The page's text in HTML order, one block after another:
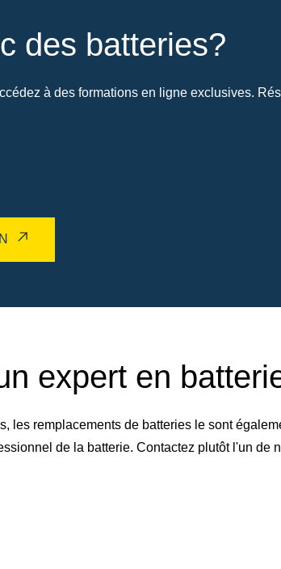
des batteries?
à des formations en ligne exclusives.
expert en
les remplacements de batteries le sont
de la batterie. Contactez plutôt l'un de